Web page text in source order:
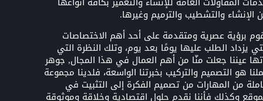
الإنشاء والتشطيب والترميم وغيرها.
برؤية عصرية ومتقدمة على أحد أهم الاختصاصات
يزداد الطلب عليها يومًا بعد يوم، وتلك النظرة التي
عيننا جعلت منّا من أهم العمال في هذا المجال, جوهر
هو التصميم والتركيب بخبرتنا الواسعة، فلدينا مجموعة
من المهارات من تصميم الفكرة إلى التثبيت في
وكذلك فأننا نقدم حلول اقتصادية وخلاقة وموثوقة